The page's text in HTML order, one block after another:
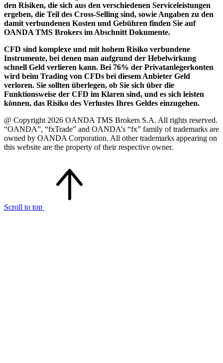
den Risiken, die sich aus den verschiedenen Serviceleistungen
ergeben, die Teil des Cross-Selling sind, sowie Angaben zu den
damit verbundenen Kosten und Gebühren finden Sie auf
OANDA TMS Brokers im Abschnitt Dokumente.
CFD sind komplexe und mit hohem Risiko verbundene
Instrumente, bei denen man aufgrund der Hebelwirkung
schnell Geld verlieren kann. Bei 76% der Privatanlegerkonten
wird beim Trading von CFDs bei diesem Anbieter Geld
verloren. Sie sollten überlegen, ob Sie sich über die
Funktionsweise der CFD im Klaren sind, und es sich leisten
können, das Risiko des Verlustes Ihres Geldes einzugehen.
@ Copyright 2026 OANDA TMS Brokers S.A. All rights reserved.
“OANDA”, “fxTrade” and OANDA’s “fx” family of trademarks are
owned by OANDA Corporation. All other trademarks appearing on
this website are the property of their respective owner.
Scroll to top